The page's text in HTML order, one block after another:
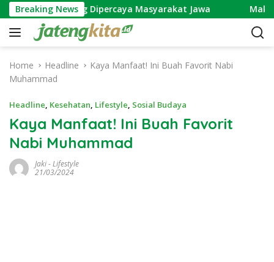
k
Breaking News
yang Dipercaya Masyarakat Jawa Makna
Home Headline
Kaya Manfaat! Ini Buah Favorit Nabi
Muhammad
Headline, Kesehatan, Lifestyle, Sosial Budaya
Kaya Manfaat! Ini Buah Favorit
Nabi Muhammad
Jaki-Lifestyle
21/03/2024